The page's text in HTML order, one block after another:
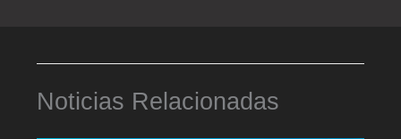
Noticias Relacionadas